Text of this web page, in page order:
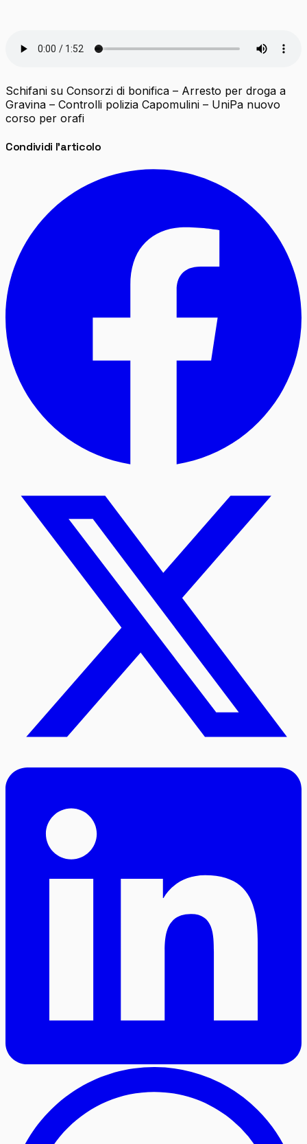
Schifani su Consorzi di bonifica – Arresto per droga a
Gravina – Controlli polizia Capomulini – UniPa nuovo
corso per orafi
Condividi l'articolo